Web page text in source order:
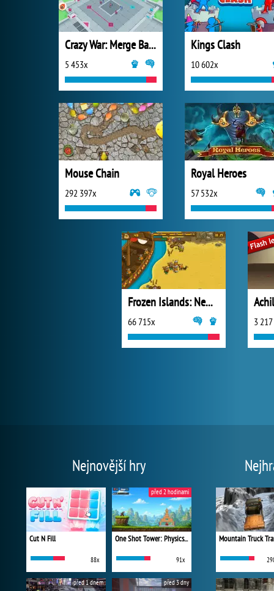
Crazy War: Merge Battle
5 453x
Kings Clash
10 602x
Mouse Chain
292 397x
Royal Heroes
57 532x
Frozen Islands: New Horizons
66 715x 3
Nejnovější hry
Cut N Fill
88x
One Shot Tower: Physics Destroyer
91x
před 2 hodinami
před 1 dnem před 3 dny
Mountain Truck